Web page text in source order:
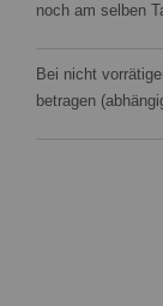
noch am selben
Bei nicht
betragen